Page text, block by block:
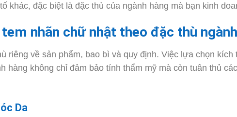
khác, đặc biệt là đặc thù của ngành hàng mà bạn kinh
nhãn chữ nhật theo đặc thù
riêng về sản phẩm, bao bì và quy định. Việc lựa chọn kích
hàng không chỉ đảm bảo tính thẩm mỹ mà còn tuân thủ
Da